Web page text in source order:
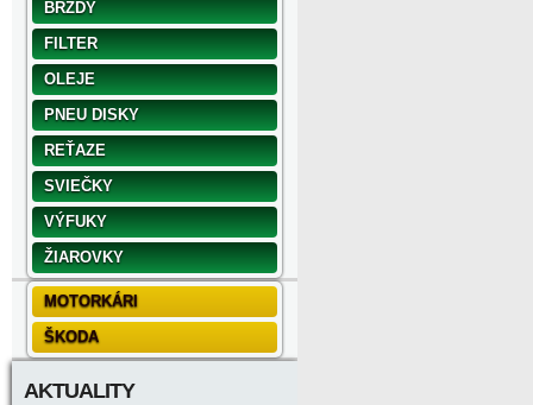
BRZDY
FILTER
OLEJE
PNEU DISKY
REŤAZE
SVIEČKY
VÝFUKY
ŽIAROVKY
MOTORKÁRI
ŠKODA
AKTUALITY